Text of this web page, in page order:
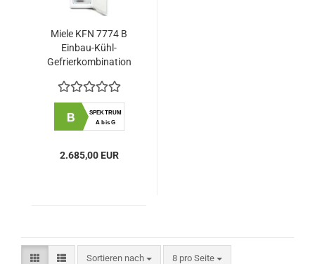
Miele KFN 7774 B
Einbau-Kühl-
Gefrierkombination
B
SPEKTRUM
A bis G
2.685,00 EUR
Sortieren nach
Sortieren nach 8 pro Seite
pro Seite